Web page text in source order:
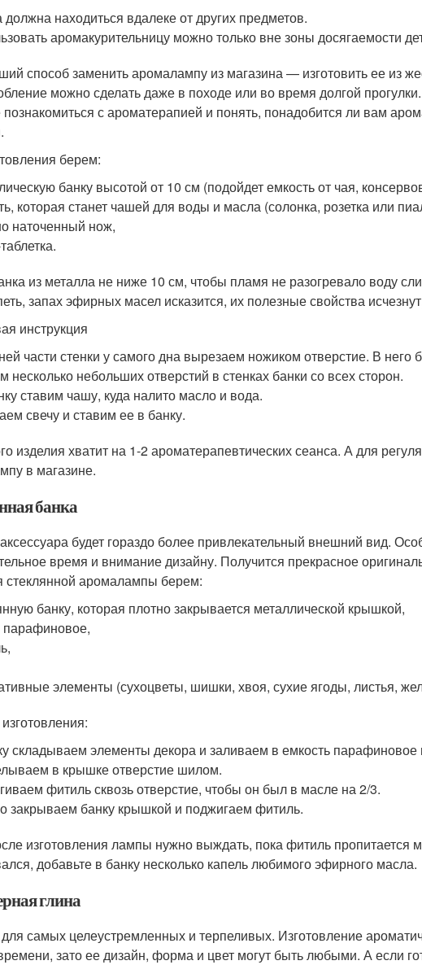
находиться вдалеке от других предметов.
аромакурительницу можно только вне зоны досягаемости
способ заменить аромалампу из магазина — изготовить ее из
можно сделать даже в походе или во время долгой
с ароматерапией и понять, понадобится ли вам
берем:
банку высотой от 10 см (подойдет емкость от чая,
которая станет чашей для воды и масла (солонка, розетка или
наточенный нож,
из металла не ниже 10 см, чтобы пламя не разогревало воду
запах эфирных масел исказится, их полезные свойства
инструкция
части стенки у самого дна вырезаем ножиком отверстие. В него
несколько небольших отверстий в стенках банки со всех сторон.
ставим чашу, куда налито масло и вода.
свечу и ставим ее в банку.
изделия хватит на 1-2 ароматерапевтических сеанса. А для
в магазине.
банка
будет гораздо более привлекательный внешний вид.
время и внимание дизайну. Получится прекрасное
стеклянной аромалампы берем:
банку, которая плотно закрывается металлической крышкой,
парафиновое,
элементы (сухоцветы, шишки, хвоя, сухие ягоды, листья,
складываем элементы декора и заливаем в емкость парафиновое
в крышке отверстие шилом.
фитиль сквозь отверстие, чтобы он был в масле на 2/3.
закрываем банку крышкой и поджигаем фитиль.
изготовления лампы нужно выждать, пока фитиль
добавьте в банку несколько капель любимого эфирного масла.
глина
самых целеустремленных и терпеливых. Изготовление
зато ее дизайн, форма и цвет могут быть любыми. А если